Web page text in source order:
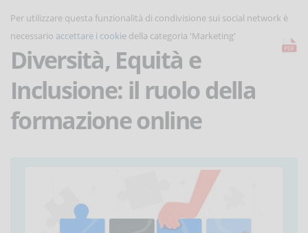
Per utilizzare questa funzionalità di condivisione sui social network è
necessario accettare i cookie della categoria 'Marketing'
Diversità, Equità e
Inclusione: il ruolo della
formazione online